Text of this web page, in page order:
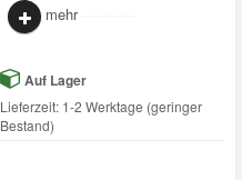
mehr
Auf Lager
Lieferzeit: 1-2 Werktage (geringer
Bestand)